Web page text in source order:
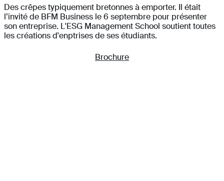
Des crêpes typiquement bretonnes à emporter. Il était
l’invité de BFM Business le 6 septembre pour présenter
son entreprise. L'ESG Management School soutient toutes
les créations d'enptrises de ses étudiants.
Brochure